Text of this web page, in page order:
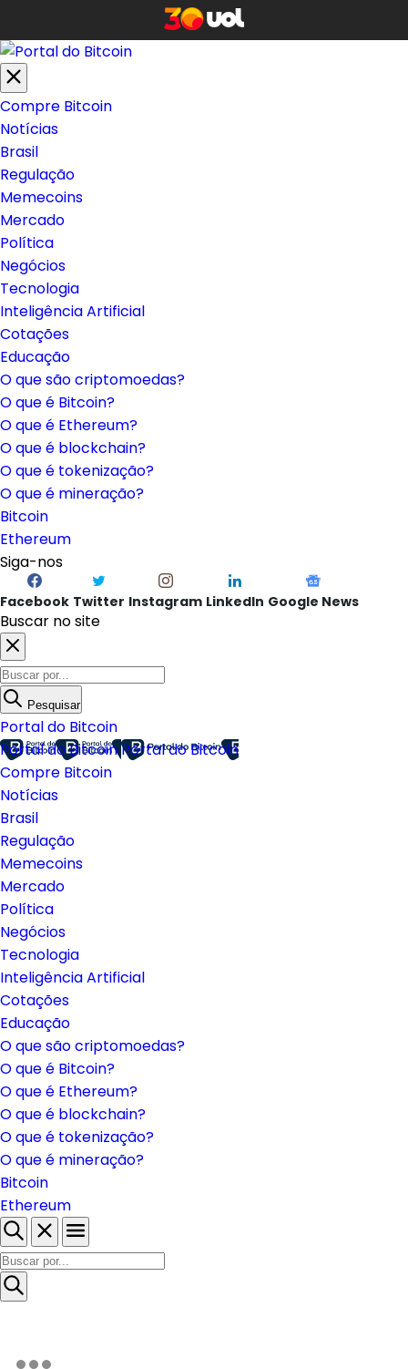
Compre Bitcoin
Notícias
Brasil
Regulação
Memecoins
Mercado
Política
Negócios
Tecnologia
Inteligência Artificial
Cotações
Educação
O que são criptomoedas?
O que é Bitcoin?
O que é Ethereum?
O que é blockchain?
O que é tokenização?
O que é mineração?
Bitcoin
Ethereum
Siga-nos
Facebook Twitter Instagram LinkedIn Google News
Buscar no site
Pesquisar
Portal do Bitcoin
Portal do BitcoinPortal do Bitcoin
Compre Bitcoin
Notícias
Brasil
Regulação
Memecoins
Mercado
Política
Negócios
Tecnologia
Inteligência Artificial
Cotações
Educação
O que são criptomoedas?
O que é Bitcoin?
O que é Ethereum?
O que é blockchain?
O que é tokenização?
O que é mineração?
Bitcoin
Ethereum